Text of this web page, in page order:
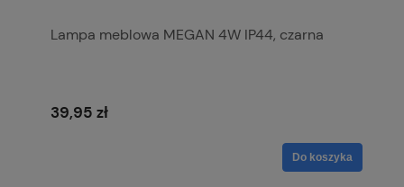
Lampa meblowa MEGAN 4W IP44, czarna
39,95 zł
Do koszyka